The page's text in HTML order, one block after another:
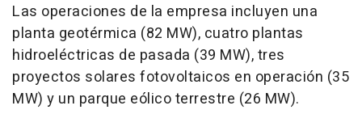
Las operaciones de la empresa incluyen una
planta geotérmica (82 MW), cuatro plantas
hidroeléctricas de pasada (39 MW), tres
proyectos solares fotovoltaicos en operación (35
MW) y un parque eólico terrestre (26 MW).